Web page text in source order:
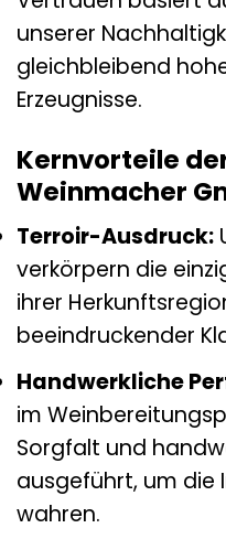
unserer
gleichbleibend
Erzeugnisse.
Kernvorteile
Weinmacher
Terroir-Ausdruck:
verkörpern die
ihrer
beeindruckender
Handwerkliche
im
Sorgfalt und
ausgeführt, um die
wahren.